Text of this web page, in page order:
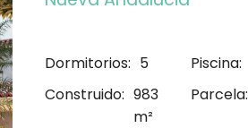
Dormitorios: 5 Piscina:
Construido: 983
m²
Parcela: